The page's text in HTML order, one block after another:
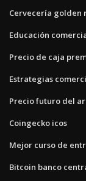
Cervecería golden
Educación
Precio de caja
Estrategias
Precio futuro del
Coingecko icos
Mejor curso de
Bitcoin banco